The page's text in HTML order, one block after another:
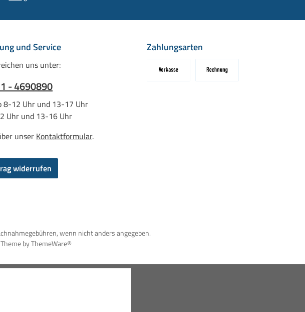
und Service
uns unter:
- 4690890
8-12 Uhr und 13-17 Uhr
Uhr und 13-16 Uhr
unser Kontaktformular.
widerrufen
Zahlungsarten
wenn nicht anders angegeben.
byThemeWare®